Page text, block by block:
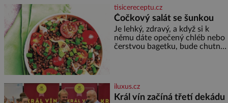
přitáhnout k němu pozornost
záhadám nakloněných turi
tisicereceptu.cz
Čočkový salát se šunkou
Je lehký, zdravý, a když si k
němu dáte opečený chléb nebo
čerstvou bagetku, bude chutnat
iluxus.cz
Král vín začíná třetí dekádu